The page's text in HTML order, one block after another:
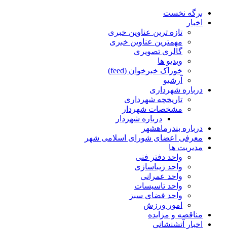
برگه نخست
اخبار
تازه ترین عناوین خبری
مهمترین عناوین خبری
گالری تصویری
ویدیو ها
خوراک خبرخوان (feed)
آرشیو
درباره شهرداری
تاریخچه شهرداری
مشخصات شهردار
درباره شهردار
درباره بندرماهشهر
معرفی اعضای شورای اسلامی شهر
مدیریت ها
واحد دفتر فنی
واحد زیباسازی
واحد عمرانی
واحد تاسیسات
واحد فضای سبز
امور ورزش
مناقصه و مزایده
اخبار آتشنشانی